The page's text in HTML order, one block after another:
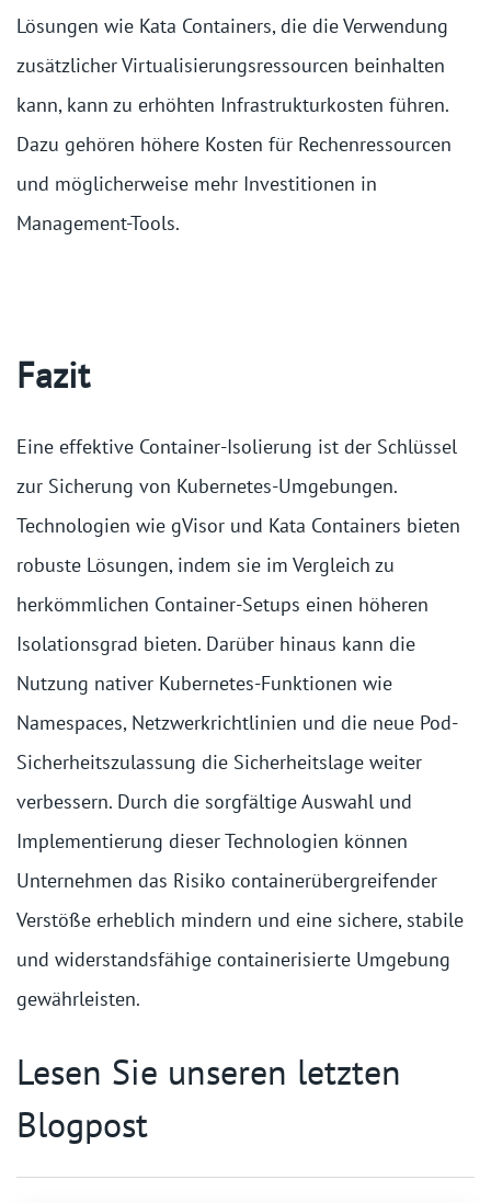
Lösungen wie Kata Containers, die die Verwendung
zusätzlicher Virtualisierungsressourcen beinhalten
kann, kann zu erhöhten Infrastrukturkosten führen.
Dazu gehören höhere Kosten für Rechenressourcen
und möglicherweise mehr Investitionen in
Management-Tools.
Fazit
Eine effektive Container-Isolierung ist der Schlüssel
zur Sicherung von Kubernetes-Umgebungen.
Technologien wie gVisor und Kata Containers bieten
robuste Lösungen, indem sie im Vergleich zu
herkömmlichen Container-Setups einen höheren
Isolationsgrad bieten. Darüber hinaus kann die
Nutzung nativer Kubernetes-Funktionen wie
Namespaces, Netzwerkrichtlinien und die neue Pod-
Sicherheitszulassung die Sicherheitslage weiter
verbessern. Durch die sorgfältige Auswahl und
Implementierung dieser Technologien können
Unternehmen das Risiko containerübergreifender
Verstöße erheblich mindern und eine sichere, stabile
und widerstandsfähige containerisierte Umgebung
gewährleisten.
Lesen Sie unseren letzten
Blogpost